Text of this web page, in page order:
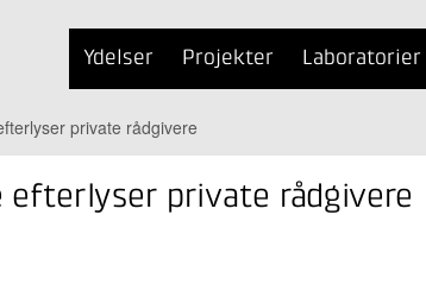
Ydelser Projekter Laboratorier
private rådgivere
efterlyser private rådgivere